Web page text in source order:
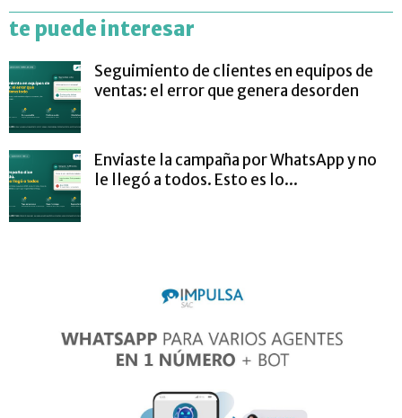
te puede interesar
Seguimiento de clientes en equipos de
ventas: el error que genera desorden
Enviaste la campaña por WhatsApp y no
le llegó a todos. Esto es lo...